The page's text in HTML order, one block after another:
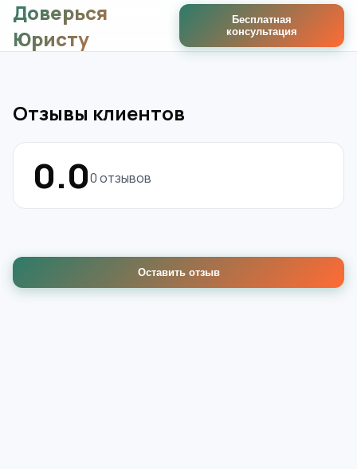
Доверься
Юристу
Бесплатная
консультация
Отзывы клиентов
0.00 отзывов
Оставить отзыв